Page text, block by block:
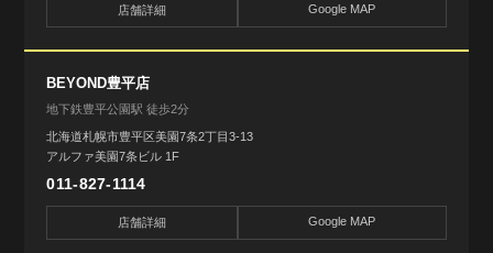
店舗詳細 Google MAP
BEYOND豊平店
地下鉄豊平公園駅 徒歩2分
北海道札幌市豊平区美園7条2丁目3-13
アルファ美園7条ビル 1F
011-827-1114
店舗詳細 Google MAP